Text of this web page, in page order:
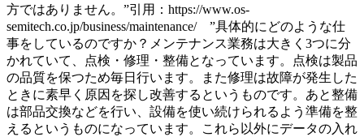
方ではありません。”引用：https://www.os-
semitech.co.jp/business/maintenance/ ”具体的にどのような仕
事をしているのですか？メンテナンス業務は大きく3つに分
かれていて、点検・修理・整備となっています。点検は製品
の品質を保つため毎日行います。また修理は故障が発生した
ときに素早く原因を探し改善するというものです。あと整備
は部品交換などを行い、設備を使い続けられるよう準備を整
えるというものになっています。これら以外にデータの入れ